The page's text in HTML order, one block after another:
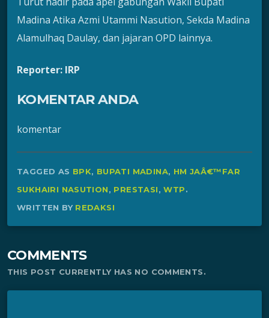
Madina Atika Azmi Utammi Nasution, Sekda Madina
Alamulhaq Daulay, dan jajaran OPD lainnya.
Reporter: IRP
KOMENTAR ANDA
komentar
TAGGED AS BPK, BUPATI MADINA, HM JAÂ€™FAR
SUKHAIRI NASUTION, PRESTASI,WTP.
WRITTEN BY REDAKSI
COMMENTS
THIS POST CURRENTLY HAS NO COMMENTS.